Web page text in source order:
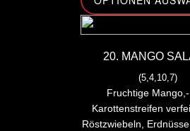
20. MANGO
(5,4,10,7)
Fruchtige
Karottenstreifen
Röstzwiebeln,